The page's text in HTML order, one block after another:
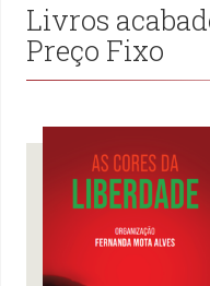
Livros
Preço Fixo